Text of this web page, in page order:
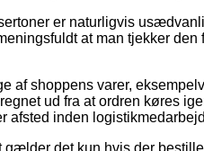
er naturligvis
at man tjekker den
af shoppens varer,
ud fra at ordren køres
afsted inden
det kun hvis der